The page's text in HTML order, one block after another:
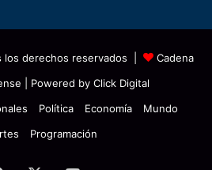
los derechos reservados |
Cadena
| Powered by Click Digital
Política Economía
Mundo
Programación